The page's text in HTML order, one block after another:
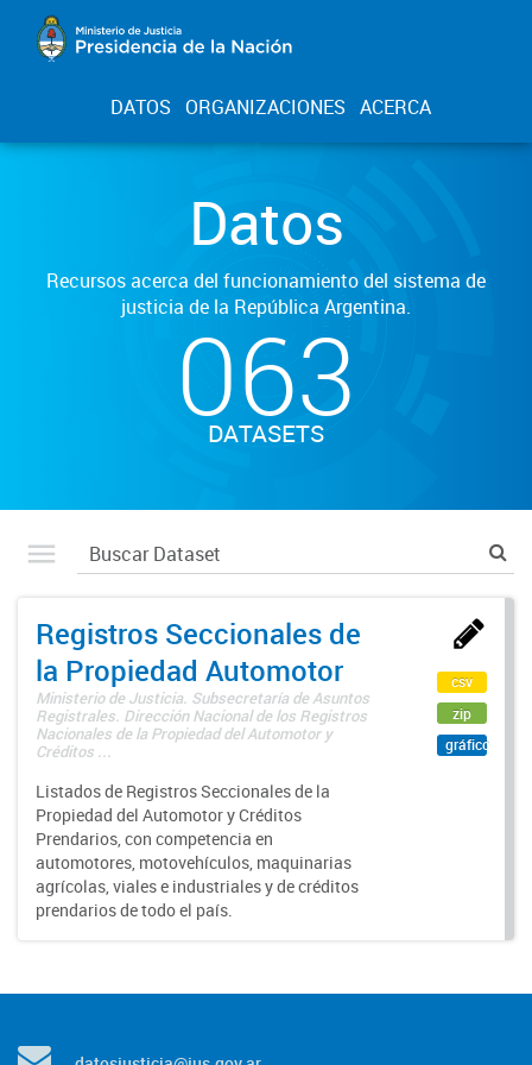
DATOS ORGANIZACIONES ACERCA
Datos
Recursos acerca del funcionamiento del sistema de
justicia de la República Argentina.
063
DATASETS
Registros Seccionales de
la Propiedad Automotor
Ministerio de Justicia. Subsecretaría de Asuntos
Registrales. Dirección Nacional de los Registros
Nacionales de la Propiedad del Automotor y
Créditos ...
Listados de Registros Seccionales de la
Propiedad del Automotor y Créditos
Prendarios, con competencia en
automotores, motovehículos, maquinarias
agrícolas, viales e industriales y de créditos
prendarios de todo el país.
csv
zip
gráfico